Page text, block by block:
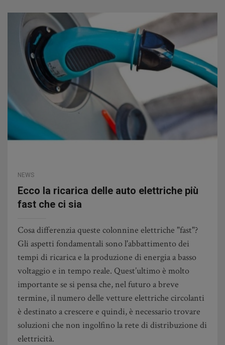
NEWS
Ecco la ricarica delle auto elettriche più
fast che ci sia
Cosa differenzia queste colonnine elettriche "fast"?
Gli aspetti fondamentali sono l'abbattimento dei
tempi di ricarica e la produzione di energia a basso
voltaggio e in tempo reale. Quest’ultimo è molto
importante se si pensa che, nel futuro a breve
termine, il numero delle vetture elettriche circolanti
è destinato a crescere e quindi, è necessario trovare
soluzioni che non ingolfino la rete di distribuzione di
elettricità.